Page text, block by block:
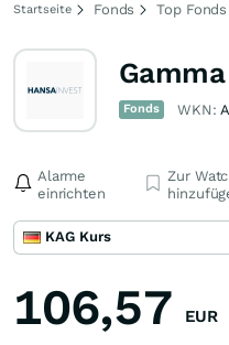
Startseite Fonds Top
Fonds WKN:
Alarme
einrichten
Zur
KAG Kurs
106,57 EUR